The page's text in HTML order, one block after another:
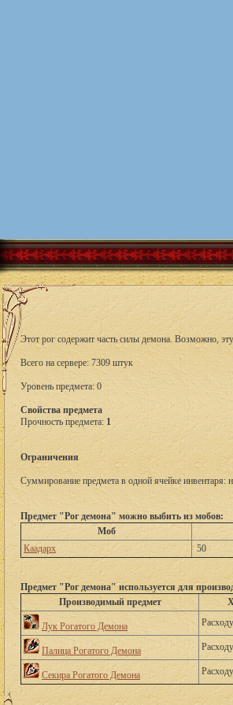
Этот рог содержит часть силы демона. Возможно,
Всего на сервере: 7309 штук
Уровень предмета: 0
Свойства предмета
Прочность предмета: 1
Ограничения
Суммирование предмета в одной ячейке инвентаря:
Предмет "Рог демона" можно выбить из мобов:
Моб
Каадарх
50
Предмет "Рог демона" используется для
Производимый предмет
Лук Рогатого Демона
Палица Рогатого Демона
Секира Рогатого Демона